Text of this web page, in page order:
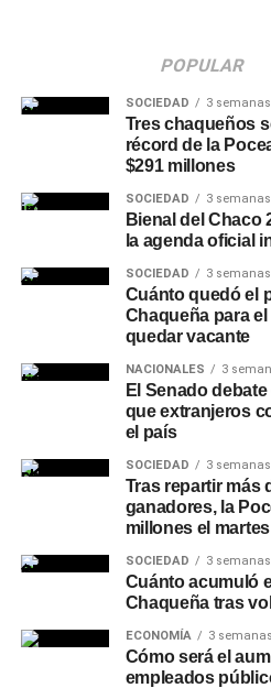
Gremialistas cortaron la
cara a cara con la
alta tensión sindical
Agradecimiento
estudiantes
El intendente agradeció a los
tipo de experiencias y a los
que siempre es una
Municipio para que conozcan
para compartir un espacio de
vínculo con lasinstituciones
POPULAR
SOCIEDAD 3
Tres chaqueños
récord de la
$291 millones
SOCIEDAD 3
Bienal del Chaco
la agenda oficial
SOCIEDAD 3
Cuánto quedó el
Chaqueña para
quedar vacante
NACIONALES 3
El Senado
que extranjeros
el país
SOCIEDAD 3
Tras repartir más
ganadores, la
millones el martes
SOCIEDAD 3
Cuánto acumuló
Chaqueña tras
ECONOMÍA 3
Cómo será el
empleados